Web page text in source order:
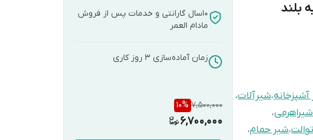
بلند
،شیرآلات،
شیراهرمی،
،شیر حمام،
10سال گارانتی و خدمات پس از فروش
مادام العمر
زمان آماده‌سازی 3 روز کاری
7,500,000
10%
6,700,000